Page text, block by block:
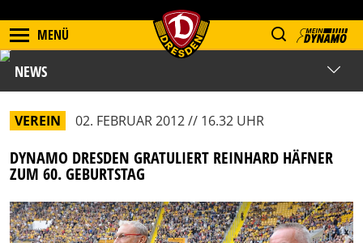
MENÜ
NEWS
VEREIN 02. FEBRUAR 2012 // 16.32 UHR
DYNAMO DRESDEN GRATULIERT REINHARD HÄFNER
ZUM 60. GEBURTSTAG